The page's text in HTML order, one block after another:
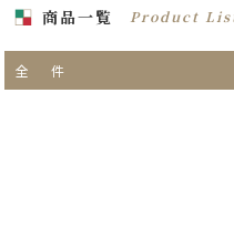
商品一覧 Product
全 件